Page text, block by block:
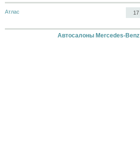
Атлас 17
Автосалоны Mercedes-Benz